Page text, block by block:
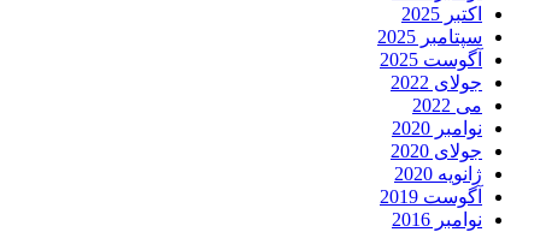
اکتبر 2025
سپتامبر 2025
آگوست 2025
جولای 2022
می 2022
نوامبر 2020
جولای 2020
ژانویه 2020
آگوست 2019
نوامبر 2016